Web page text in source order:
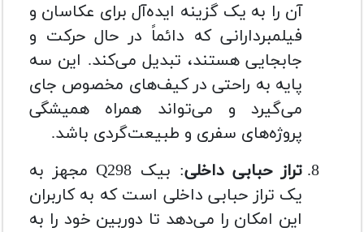
آن را به یک گزینه ایده‌آل برای عکاسان و
فیلمبردارانی که دائماً در حال حرکت و
جابجایی هستند، تبدیل می‌کند. این سه
پایه به راحتی در کیف‌های مخصوص جای
می‌گیرد و می‌تواند همراه همیشگی
پروژه‌های سفری و طبیعت‌گردی باشد.
تراز حبابی داخلی
: بیک Q298 مجهز به
یک تراز حبابی داخلی است که به کاربران
این امکان را می‌دهد تا دوربین خود را به